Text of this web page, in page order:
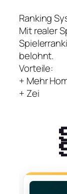
Ranking
Mit realer
belohnt.
Vorteile:
+ Mehr
+ Zei